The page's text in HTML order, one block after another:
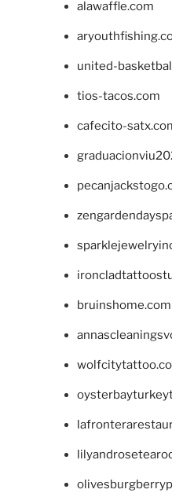
alawaffle.com
united-
tios-tacos.com
cafecito-
bruinshome.com